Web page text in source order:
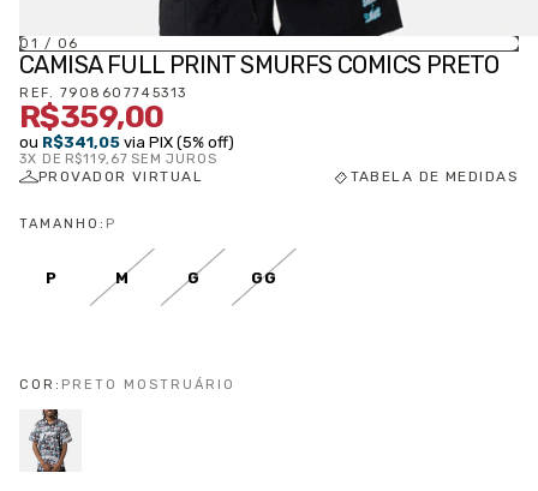
01 / 06
CAMISA FULL PRINT SMURFS COMICS PRETO
REF. 7908607745313
R$359,00
ou R$341,05 via PIX (5% off)
3X DE R$119,67 SEM JUROS
PROVADOR VIRTUAL TABELA DE MEDIDAS
TAMANHO: P
P M G GG
COR: PRETO MOSTRUÁRIO